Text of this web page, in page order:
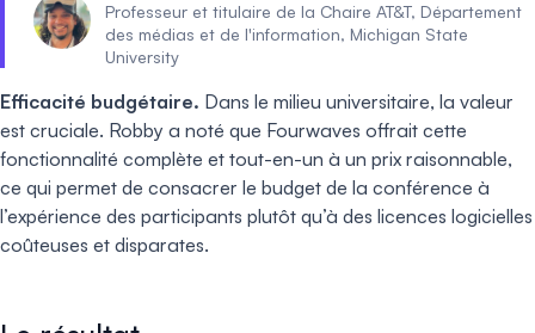
Professeur et titulaire de la Chaire AT&T, Département
des médias et de l'information, Michigan State
University
Efficacité budgétaire. Dans le milieu universitaire, la valeur
est cruciale. Robby a noté que Fourwaves offrait cette
fonctionnalité complète et tout-en-un à un prix raisonnable,
ce qui permet de consacrer le budget de la conférence à
l’expérience des participants plutôt qu’à des licences logicielles
coûteuses et disparates.